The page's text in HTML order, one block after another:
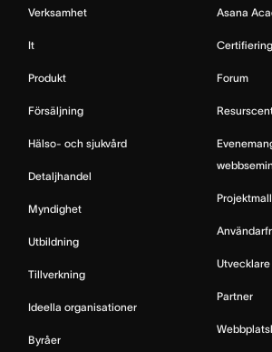
Verksamhet
It
Produkt
Försäljning
Hälso- och sjukvård
Detaljhandel
Myndighet
Utbildning
Tillverkning
Ideella organisationer
Byråer
Asana
Forum
Utvecklare
Partner